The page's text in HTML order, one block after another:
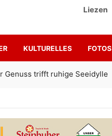
Liezen
KULTURELLES FOTOS
für den SK Sturm